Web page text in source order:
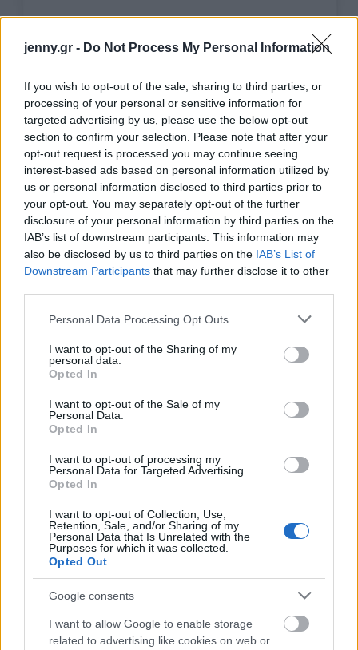
jenny.gr - Do Not Process My Personal Information
If you wish to opt-out of the sale, sharing to third parties, or
processing of your personal or sensitive information for
targeted advertising by us, please use the below opt-out
section to confirm your selection. Please note that after your
opt-out request is processed you may continue seeing
interest-based ads based on personal information utilized by
us or personal information disclosed to third parties prior to
your opt-out. You may separately opt-out of the further
disclosure of your personal information by third parties on the
IAB’s list of downstream participants. This information may
also be disclosed by us to third parties on the IAB’s List of
Downstream Participants that may further disclose it to other
Please note that this website/app uses one or more Google
not limited to your visit or usage behaviour. You may click to
grant or deny consent to Google and its third-party tags to
use your data for below specified purposes in below Google
consent section.
Personal Data Processing Opt Outs
I want to opt-out of the Sharing of my
personal data.
Opted In
I want to opt-out of the Sale of my
Personal Data.
Opted In
I want to opt-out of processing my
Personal Data for Targeted Advertising.
Opted In
I want to opt-out of Collection, Use,
Retention, Sale, and/or Sharing of my
Personal Data that Is Unrelated with the
Purposes for which it was collected.
Opted Out
Google consents
I want to allow Google to enable storage
related to advertising like cookies on web or
Instagram